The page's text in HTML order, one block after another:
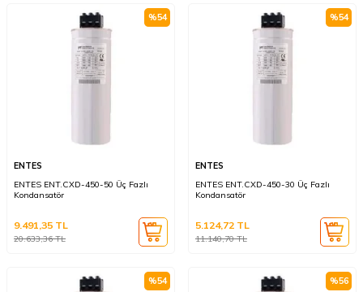
%54
ENTES
ENTES ENT.CXD-450-50 Üç Fazlı
Kondansatör
20.633,36TL
9.491,35 TL
%54
ENTES
ENTES ENT.CXD-450-30 Üç Fazlı
Kondansatör
11.140,70TL
5.124,72 TL
%54 %56